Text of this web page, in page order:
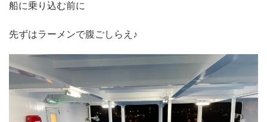
船に乗り込む前に
先ずはラーメンで腹ごしらえ♪